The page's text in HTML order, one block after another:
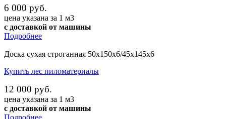
6 000 руб.
цена указана за 1 м3
с доставкой от машины
Подробнее
Доска сухая строганная 50х150х6/45х145х6
Купить лес пиломатериалы
12 000 руб.
цена указана за 1 м3
с доставкой от машины
Подробнее